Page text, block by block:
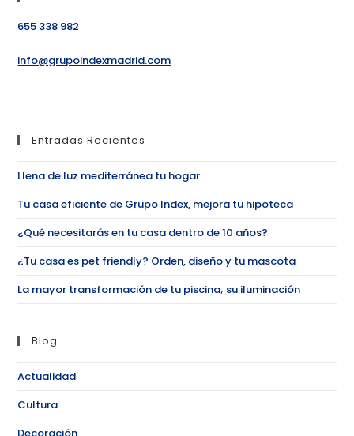
655 338 982
info@grupoindexmadrid.com
Entradas Recientes
Llena de luz mediterránea tu hogar
Tu casa eficiente de Grupo Index, mejora tu hipoteca
¿Qué necesitarás en tu casa dentro de 10 años?
¿Tu casa es pet friendly? Orden, diseño y tu mascota
La mayor transformación de tu piscina; su iluminación
Blog
Actualidad
Cultura